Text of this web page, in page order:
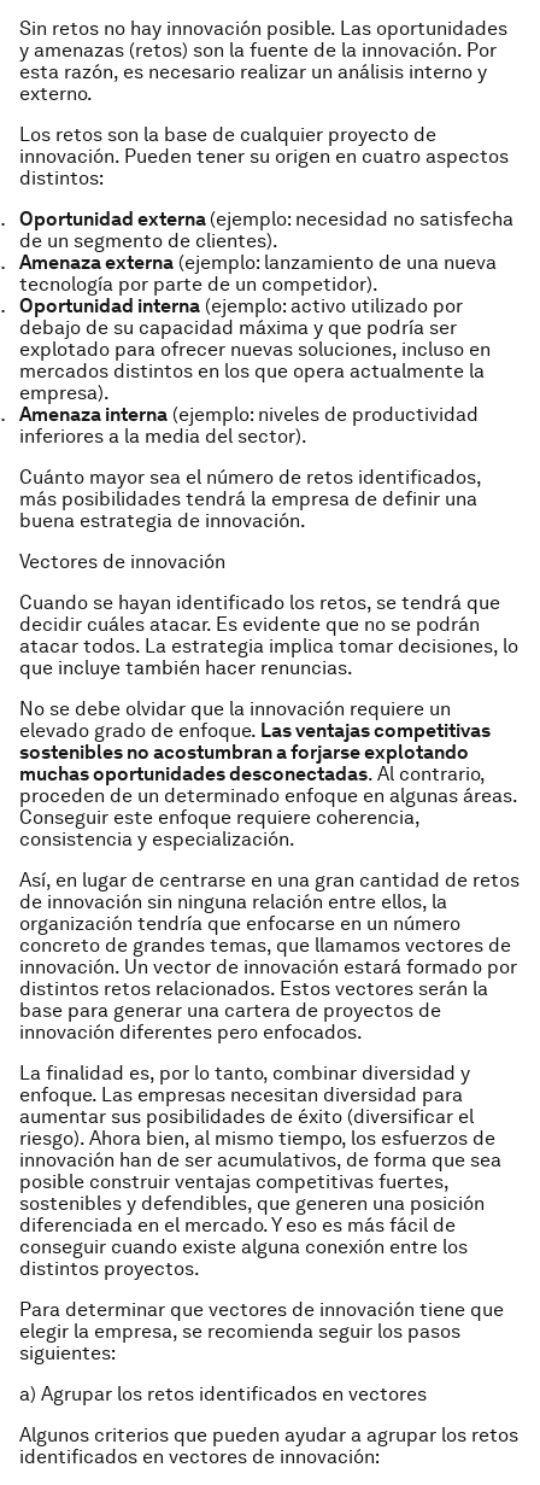
Sin retos no hay innovación posible. Las oportunidades
y amenazas (retos) son la fuente de la innovación. Por
esta razón, es necesario realizar un análisis interno y
externo.
Los retos son la base de cualquier proyecto de
innovación. Pueden tener su origen en cuatro aspectos
distintos:
Oportunidad externa (ejemplo: necesidad no satisfecha
de un segmento de clientes).
Amenaza externa (ejemplo: lanzamiento de una nueva
tecnología por parte de un competidor).
Oportunidad interna (ejemplo: activo utilizado por
debajo de su capacidad máxima y que podría ser
explotado para ofrecer nuevas soluciones, incluso en
mercados distintos en los que opera actualmente la
empresa).
Amenaza interna (ejemplo: niveles de productividad
inferiores a la media del sector).
Cuánto mayor sea el número de retos identificados,
más posibilidades tendrá la empresa de definir una
buena estrategia de innovación.
Vectores de innovación
Cuando se hayan identificado los retos, se tendrá que
decidir cuáles atacar. Es evidente que no se podrán
atacar todos. La estrategia implica tomar decisiones, lo
que incluye también hacer renuncias.
No se debe olvidar que la innovación requiere un
elevado grado de enfoque. Las ventajas competitivas
sostenibles no acostumbran a forjarse explotando
muchas oportunidades desconectadas. Al contrario,
proceden de un determinado enfoque en algunas áreas.
Conseguir este enfoque requiere coherencia,
consistencia y especialización.
Así, en lugar de centrarse en una gran cantidad de retos
de innovación sin ninguna relación entre ellos, la
organización tendría que enfocarse en un número
concreto de grandes temas, que llamamos vectores de
innovación. Un vector de innovación estará formado por
distintos retos relacionados. Estos vectores serán la
base para generar una cartera de proyectos de
innovación diferentes pero enfocados.
La finalidad es, por lo tanto, combinar diversidad y
enfoque. Las empresas necesitan diversidad para
aumentar sus posibilidades de éxito (diversificar el
riesgo). Ahora bien, al mismo tiempo, los esfuerzos de
innovación han de ser acumulativos, de forma que sea
posible construir ventajas competitivas fuertes,
sostenibles y defendibles, que generen una posición
diferenciada en el mercado. Y eso es más fácil de
conseguir cuando existe alguna conexión entre los
distintos proyectos.
Para determinar que vectores de innovación tiene que
elegir la empresa, se recomienda seguir los pasos
siguientes:
a) Agrupar los retos identificados en vectores
Algunos criterios que pueden ayudar a agrupar los retos
identificados en vectores de innovación: